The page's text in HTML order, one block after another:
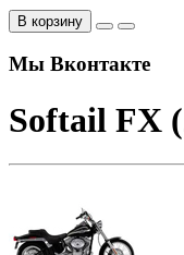
В корзину
Мы Вконтакте
Softail FX